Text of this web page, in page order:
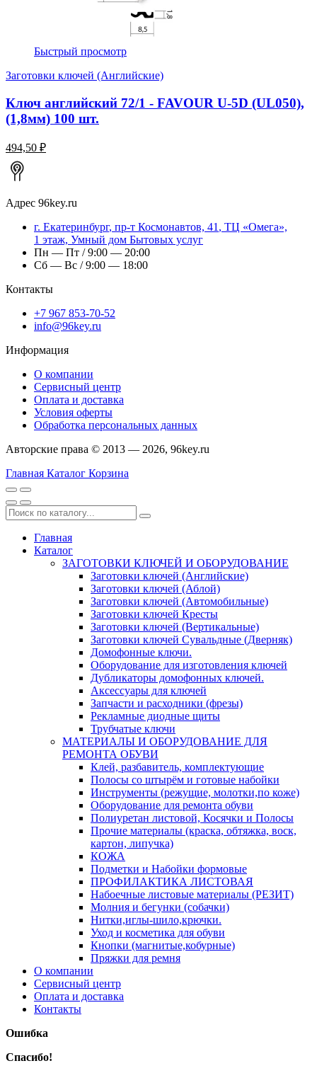
Быстрый просмотр
Заготовки ключей (Английские)
Ключ английский 72/1 - FAVOUR U-5D (UL050),
(1,8мм) 100 шт.
494,50 ₽
Адрес 96key.ru
г. Екатеринбург, пр-т Космонавтов, 41, ТЦ «Омега»,
1 этаж, Умный дом Бытовых услуг
Пн — Пт / 9:00 — 20:00
Сб — Вс / 9:00 — 18:00
Контакты
+7 967 853-70-52
info@96key.ru
Информация
О компании
Сервисный центр
Оплата и доставка
Условия оферты
Обработка персональных данных
Авторские права © 2013 — 2026, 96key.ru
Главная Каталог Корзина
Главная
Каталог
ЗАГОТОВКИ КЛЮЧЕЙ И ОБОРУДОВАНИЕ
Заготовки ключей (Английские)
Заготовки ключей (Аблой)
Заготовки ключей (Автомобильные)
Заготовки ключей Кресты
Заготовки ключей (Вертикальные)
Заготовки ключей Сувальдные (Дверняк)
Домофонные ключи.
Оборудование для изготовления ключей
Дубликаторы домофонных ключей.
Аксессуары для ключей
Запчасти и расходники (фрезы)
Рекламные диодные щиты
Трубчатые ключи
МАТЕРИАЛЫ И ОБОРУДОВАНИЕ ДЛЯ
РЕМОНТА ОБУВИ
Клей, разбавитель, комплектующие
Полосы со штырём и готовые набойки
Инструменты (режущие, молотки,по коже)
Оборудование для ремонта обуви
Полиуретан листовой, Косячки и Полосы
Прочие материалы (краска, обтяжка, воск,
картон, липучка)
КОЖА
Подметки и Набойки формовые
ПРОФИЛАКТИКА ЛИСТОВАЯ
Набоечные листовые материалы (РЕЗИТ)
Молния и бегунки (собачки)
Нитки,иглы-шило,крючки.
Уход и косметика для обуви
Кнопки (магнитые,кобурные)
Пряжки для ремня
О компании
Сервисный центр
Оплата и доставка
Контакты
Ошибка
Спасибо!